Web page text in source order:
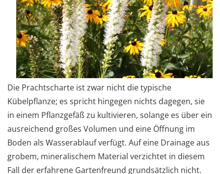
Die Prachtscharte ist zwar nicht die typische
Kübelpflanze; es spricht hingegen nichts dagegen, sie
in einem Pflanzgefäß zu kultivieren, solange es über ein
ausreichend großes Volumen und eine Öffnung im
Boden als Wasserablauf verfügt. Auf eine Drainage aus
grobem, mineralischem Material verzichtet in diesem
Fall der erfahrene Gartenfreund grundsätzlich nicht.